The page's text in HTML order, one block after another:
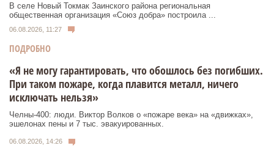
В селе Новый Токмак Заинского района региональная
общественная организация «Союз добра» построила ...
06.08.2026, 11:27
ПОДРОБНО
«Я не могу гарантировать, что обошлось без погибших.
При таком пожаре, когда плавится металл, ничего
исключать нельзя»
Челны-400: люди. Виктор Волков о «пожаре века» на «движках»,
эшелонах пены и 7 тыс. эвакуированных.
06.08.2026, 14:26